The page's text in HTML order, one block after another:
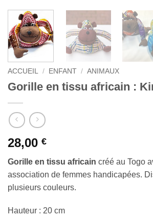
ACCUEIL / ENFANT / ANIMAUX
Gorille en tissu africain :
28,00 €
Gorille en tissu africain créé au Togo
association de femmes handicapées.
plusieurs couleurs.
Hauteur : 20 cm